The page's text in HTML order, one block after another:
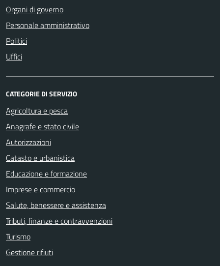
Organi di governo
Personale amministrativo
Politici
Uffici
CATEGORIE DI SERVIZIO
Agricoltura e pesca
Anagrafe e stato civile
Autorizzazioni
Catasto e urbanistica
Educazione e formazione
Imprese e commercio
Salute, benessere e assistenza
Tributi, finanze e contravvenzioni
Turismo
Gestione rifiuti